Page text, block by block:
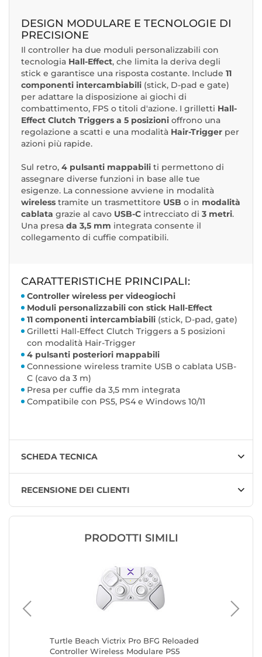
DESIGN MODULARE E TECNOLOGIE DI
PRECISIONE
Il controller ha due moduli personalizzabili con
tecnologia Hall-Effect, che limita la deriva degli
stick e garantisce una risposta costante. Include 11
componenti intercambiabili (stick, D-pad e gate)
per adattare la disposizione ai giochi di
combattimento, FPS o titoli d'azione. I grilletti Hall-
Effect Clutch Triggers a 5 posizioni offrono una
regolazione a scatti e una modalità Hair-Trigger per
azioni più rapide.
Sul retro, 4 pulsanti mappabili ti permettono di
assegnare diverse funzioni in base alle tue
esigenze. La connessione avviene in modalità
wireless tramite un trasmettitore USB o in modalità
cablata grazie al cavo USB-C intrecciato di 3 metri.
Una presa da 3,5 mm integrata consente il
collegamento di cuffie compatibili.
CARATTERISTICHE PRINCIPALI:
Controller wireless per videogiochi
Moduli personalizzabili con stick Hall-Effect
11 componenti intercambiabili (stick, D-pad, gate)
Grilletti Hall-Effect Clutch Triggers a 5 posizioni
con modalità Hair-Trigger
4 pulsanti posteriori mappabili
Connessione wireless tramite USB o cablata USB-
C (cavo da 3 m)
Presa per cuffie da 3,5 mm integrata
Compatibile con PS5, PS4 e Windows 10/11
SCHEDA TECNICA
RECENSIONE DEI CLIENTI
PRODOTTI SIMILI
Turtle Beach Victrix Pro BFG Reloaded
Controller Wireless Modulare PS5